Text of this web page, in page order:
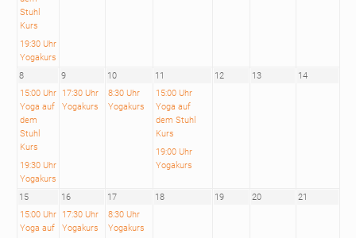
Stuhl
Kurs
19:30 Uhr
Yogakurs
8
15:00 Uhr
Yoga auf
dem
Stuhl
Kurs
19:30 Uhr
Yogakurs
9
17:30 Uhr
Yogakurs
10
8:30 Uhr
Yogakurs
11
15:00 Uhr
Yoga auf
dem Stuhl
Kurs
19:00 Uhr
Yogakurs
12 13 14
15
15:00 Uhr
Yoga auf
16
17:30 Uhr
Yogakurs
17
8:30 Uhr
Yogakurs
18 19 20 21